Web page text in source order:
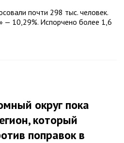
почти 298 тыс. человек.
— 10,29%. Испорчено более 1,6
округ пока
который
поправок в